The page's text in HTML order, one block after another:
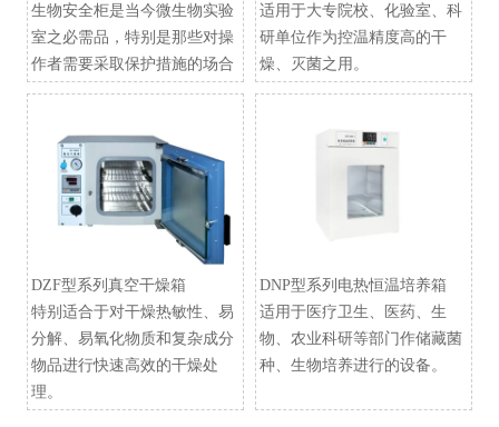
生物安全柜是当今微生物实验
室之必需品，特别是那些对操
作者需要采取保护措施的场合
适用于大专院校、化验室、科
研单位作为控温精度高的干
燥、灭菌之用。
DZF型系列真空干燥箱
特别适合于对干燥热敏性、易
分解、易氧化物质和复杂成分
物品进行快速高效的干燥处
理。
​DNP型系列电热恒温培养箱
适用于医疗卫生、医药、生
物、农业科研等部门作储藏菌
种、生物培养进行的设备。